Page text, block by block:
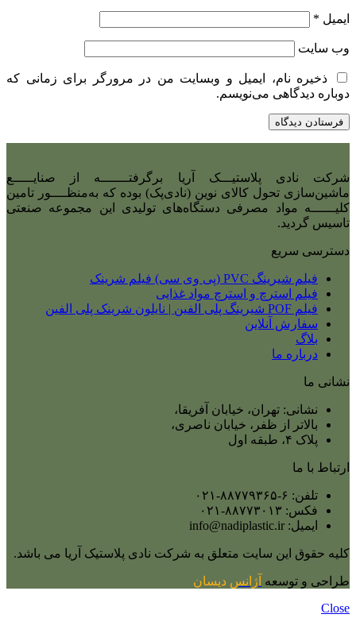
ایمیل *
وب‌ سایت
ذخیره نام، ایمیل و وبسایت من در مرورگر برای زمانی که
دوباره دیدگاهی می‌نویسم.
شرکت نادی‌ پلاستیـــک آریا برگرفتـــــــه از صنایـــــع
ماشین‌سازی تحول کالای نوین (نادی‌پک) بوده که به‌منظــــور تامین
کلیــــــه مواد مصرفی دستگاه‌های تولیدی این مجموعه صنعتی
تاسیس گردید.
دسترسی سریع
فیلم شیرینگ PVC (پی وی سی) فیلم شرینک
فیلم استرچ و استرچ مواد غذایی
فیلم POF شیرینگ پلی الفین | نایلون شرینک پلی الفین
سفارش آنلاین
بلاگ
درباره ما
نشانی ما
نشانی: تهران، خیابان آفریقا،
بالاتر از ظفر، خیابان ناصری،
پلاک ۴، طبقه اول
ارتباط با ما
تلفن: ۶-۸۸۷۷۹۳۶۵-۰۲۱
فکس: ۸۸۷۷۳۰۱۳-۰۲۱
ایمیل: info@nadiplastic.ir
کلیه حقوق این سایت متعلق به شرکت نادی پلاستیک آریا می‌ باشد.
طراحی و توسعه آژانس دیسان
Close